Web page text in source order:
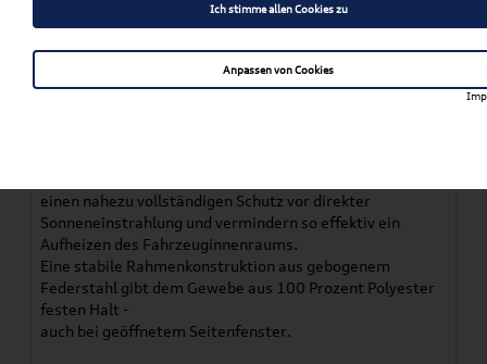
80A064160
einen nahezu vollständigen Schutz vor direkter
Sonneneinstrahlung und vermindern so effektiv ein
Aufheizen des Fahrzeuginnenraums.
Eine stabile Rahmenkonstruktion aus gebogenem
Federstahl gibt dem Gewebe aus 100 Prozent Polyester
festen Halt -
auch bei geöffnetem Seitenfenster.
Ich stimme allen Cookies zu
Anpassen von Cookies